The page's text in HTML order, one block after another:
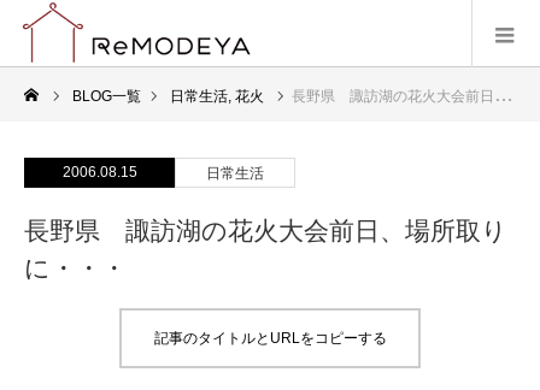
BLOG一覧 日常生活, 花火 長野県 諏訪湖の花火大会前日、場所取りに・・・
2006.08.15 日常生活
長野県 諏訪湖の花火大会前日、場所取り
に・・・
記事のタイトルとURLをコピーする